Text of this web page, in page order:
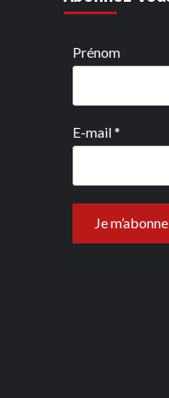
Prénom
E-mail*